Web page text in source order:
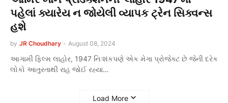
પહેલાં ક્યારેય ન જોયેલી વ્યાપક ટ્રેન સિક્વન્સ
હશે
by JR Choudhary - August 08, 2024
આગામી ફિલ્મ લાહોર, 1947 નિઃશંકપણે એક મેગા પ્રોજેક્ટ છે જેની દરેક
લોકો આતુરતાથી રાહ જોઈ રહ્યા…
Load More